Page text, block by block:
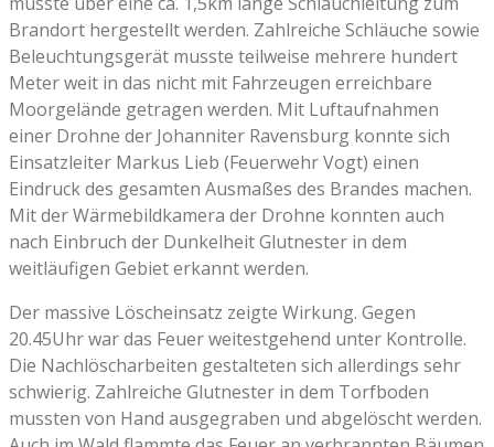
Brandort hergestellt werden. Zahlreiche Schläuche sowie
Beleuchtungsgerät musste teilweise mehrere hundert
Meter weit in das nicht mit Fahrzeugen erreichbare
Moorgelände getragen werden. Mit Luftaufnahmen
einer Drohne der Johanniter Ravensburg konnte sich
Einsatzleiter Markus Lieb (Feuerwehr Vogt) einen
Eindruck des gesamten Ausmaßes des Brandes machen.
Mit der Wärmebildkamera der Drohne konnten auch
nach Einbruch der Dunkelheit Glutnester in dem
weitläufigen Gebiet erkannt werden.
Der massive Löscheinsatz zeigte Wirkung. Gegen
20.45Uhr war das Feuer weitestgehend unter Kontrolle.
Die Nachlöscharbeiten gestalteten sich allerdings sehr
schwierig. Zahlreiche Glutnester in dem Torfboden
mussten von Hand ausgegraben und abgelöscht werden.